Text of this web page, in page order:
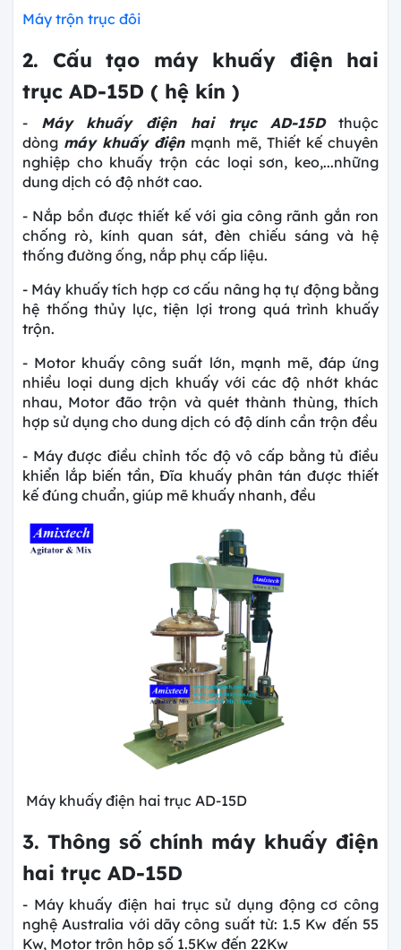
Máy trộn trục đôi
2. Cấu tạo máy khuấy điện hai
trục AD-15D ( hệ kín )
- Máy khuấy điện hai trục AD-15D
thuộc
dòng máy khuấy điệnmạnh mẽ, Thiết kế chuyên
nghiệp cho khuấy trộn các loại sơn, keo,...những
dung dịch có độ nhớt cao.
- Nắp bồn được thiết kế với gia công rãnh gắn ron
chống rò, kính quan sát, đèn chiếu sáng và hệ
thống đường ống, nắp phụ cấp liệu.
- Máy khuấy tích hợp cơ cấu nâng hạ tự động bằng
hệ thống thủy lực, tiện lợi trong quá trình khuấy
trộn.
- Motor khuấy công suất lớn, mạnh mẽ, đáp ứng
nhiều loại dung dịch khuấy với các độ nhớt khác
nhau, Motor đão trộn và quét thành thùng, thích
hợp sử dụng cho dung dịch có độ dính cần trộn đều
- Máy được điều chỉnh tốc độ vô cấp bằng tủ điều
khiển lắp biến tần, Đĩa khuấy phân tán được thiết
kế đúng chuẩn, giúp mẽ khuấy nhanh, đều
Máy khuấy điện hai trục AD-15D
3. Thông số chính máy khuấy điện
hai trục AD-15D
- Máy khuấy điện hai trục sử dụng động cơ công
nghệ Australia với dãy công suất từ: 1.5 Kw đến 55
Kw, Motor trộn hộp số 1.5Kw đến 22Kw